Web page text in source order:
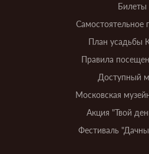
Билеты
Самостоятельное
План усадьбы
Правила
Доступный
Московская
Акция "Твой
Фестиваль